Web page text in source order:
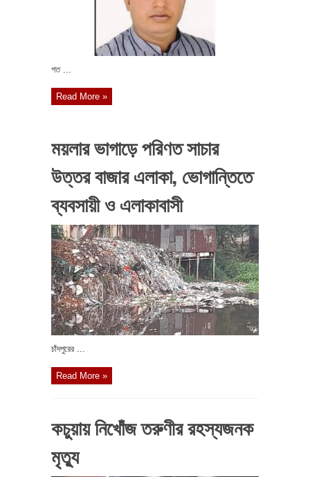
গত ...
Read More »
ময়লার ভাগাড়ে পরিণত সাচার
উত্তর বাজার এলাকা, ভোগান্তিতে
ব্যবসায়ী ও এলাকাবাসী
চাঁদপুরের ...
Read More »
কচুয়ায় নিখোঁজ তরুণীর রহস্যজনক
মৃত্যু